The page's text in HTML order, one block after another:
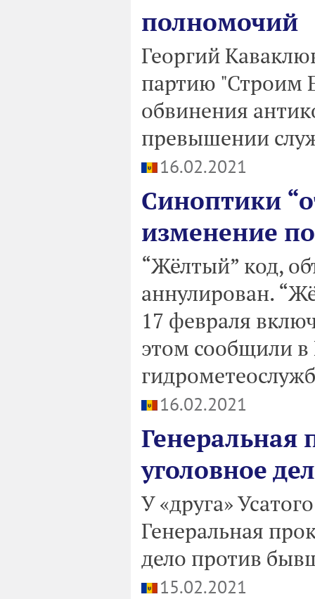
полномочий
Георгий
партию "Строим
обвинения
превышении
16.02.2021
Синоптики
изменение
“Жёлтый” код,
аннулирован.
17 февраля
этом сообщили в
16.02.2021
Генеральная
уголовное
У «друга»
Генеральная
дело против
15.02.2021